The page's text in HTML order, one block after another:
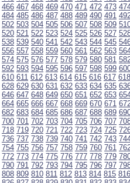
466 467 468 469 470 471 472 473
484 485 486 487 488 489 490 491
502 503 504 505 506 507 508 509
520 521 522 523 524 525 526 527
538 539 540 541 542 543 544 545
556 557 558 559 560 561 562 563
574 575 576 577 578 579 580 581
592 593 594 595 596 597 598 599
610 611 612 613 614 615 616 617 618
628 629 630 631 632 633 634 635
646 647 648 649 650 651 652 653
664 665 666 667 668 669 670 671
682 683 684 685 686 687 688 689
700 701 702 703 704 705 706 707
718 719 720 721 722 723 724 725
736 737 738 739 740 741 742 743
754 755 756 757 758 759 760 761
772 773 774 775 776 777 778 779
790 791 792 793 794 795 796 797
808 809 810 811 812 813 814 815 816